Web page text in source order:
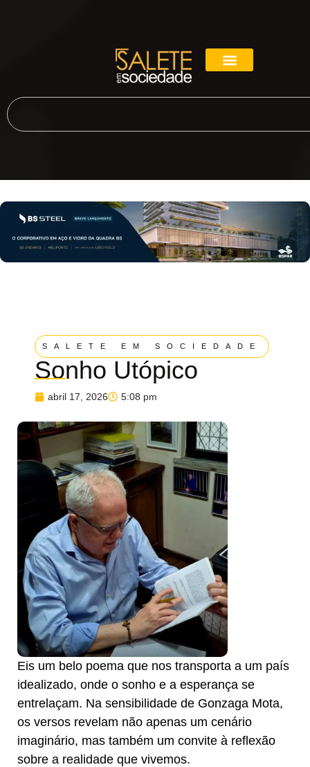
SALETE EM SOCIEDADE
Sonho Utópico
abril 17, 2026 5:08 pm
Eis um belo poema que nos transporta a um país
idealizado, onde o sonho e a esperança se
entrelaçam. Na sensibilidade de Gonzaga Mota,
os versos revelam não apenas um cenário
imaginário, mas também um convite à reflexão
sobre a realidade que vivemos.